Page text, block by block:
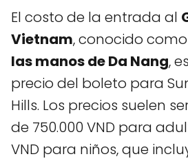
El costo de la entrada al
Vietnam, conocido
las manos de Da Nang,
precio del boleto para
Hills. Los precios suelen
de 750.000 VND para
VND para niños, que